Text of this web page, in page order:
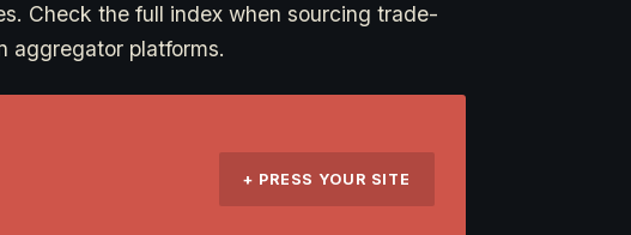
Check the full index when sourcing trade-
aggregator platforms.
+ PRESS YOUR SITE